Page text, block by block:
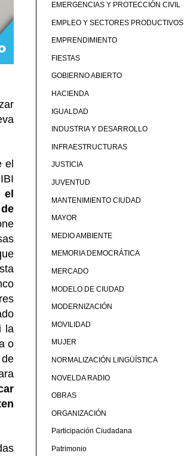
el
el
la
o
EMERGENCIAS Y PROTECCIÓN CIVIL
EMPLEO Y SECTORES PRODUCTIVOS
EMPRENDIMIENTO
FIESTAS
GOBIERNO ABIERTO
HACIENDA
IGUALDAD
INDUSTRIA Y DESARROLLO
INFRAESTRUCTURAS
JUSTICIA
JUVENTUD
MANTENIMIENTO CIUDAD
MAYOR
MEDIO AMBIENTE
MEMORIA DEMOCRÁTICA
MERCADO
MODELO DE CIUDAD
MODERNIZACIÓN
MOVILIDAD
MUJER
NORMALIZACIÓN LINGÜÍSTICA
NOVELDA RADIO
OBRAS
ORGANIZACIÓN
Participación Ciudadana
Patrimonio